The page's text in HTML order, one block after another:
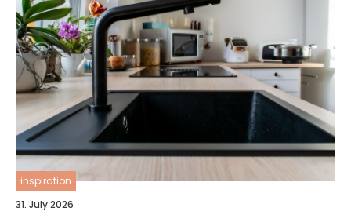
inspiration
31. July 2026